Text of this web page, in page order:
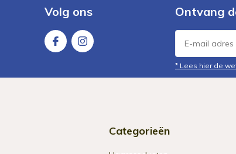
Volg ons Ontvang
* Lees hier de
Categorieën